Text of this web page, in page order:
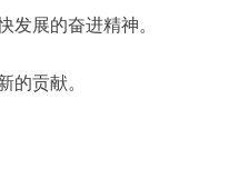
发展的奋进精神。
的贡献。
北